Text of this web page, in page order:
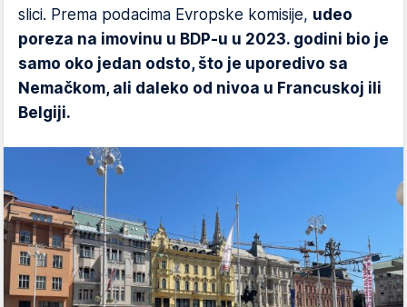
slici. Prema podacima Evropske komisije, udeo
poreza na imovinu u BDP-u u 2023. godini bio je
samo oko jedan odsto, što je uporedivo sa
Nemačkom, ali daleko od nivoa u Francuskoj ili
Belgiji.